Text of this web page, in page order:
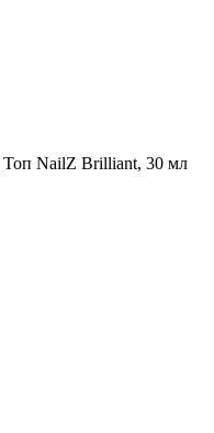
Топ NailZ Brilliant, 30 мл